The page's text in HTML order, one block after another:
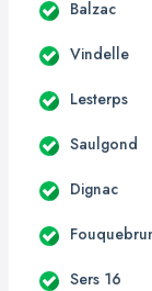
Balzac
Vindelle
Lesterps
Saulgond
Dignac
Sers 16